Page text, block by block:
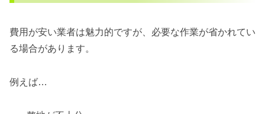
費用が安い業者は魅力的ですが、必要な作業が省かれてい
る場合があります。
例えば…